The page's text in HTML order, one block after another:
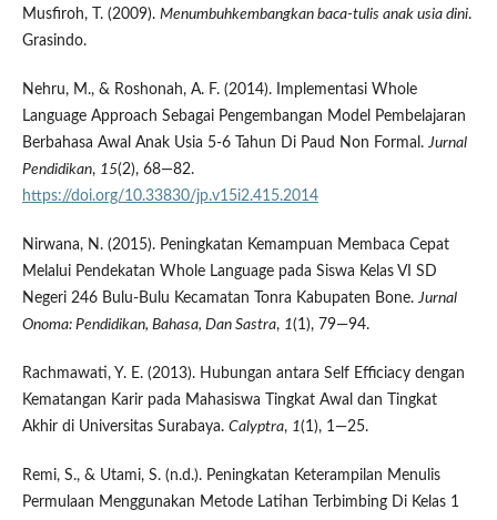
Musfiroh, T. (2009). Menumbuhkembangkan baca-tulis anak usia dini.
Grasindo.
Nehru, M., & Roshonah, A. F. (2014). Implementasi Whole
Language Approach Sebagai Pengembangan Model Pembelajaran
Berbahasa Awal Anak Usia 5-6 Tahun Di Paud Non Formal.Jurnal
Pendidikan, 15(2), 68—82.
https://doi.org/10.33830/jp.v15i2.415.2014
Nirwana, N. (2015). Peningkatan Kemampuan Membaca Cepat
Melalui Pendekatan Whole Language pada Siswa Kelas VI SD
Negeri 246 Bulu-Bulu Kecamatan Tonra Kabupaten Bone.Jurnal
Onoma: Pendidikan, Bahasa, Dan Sastra, 1(1), 79—94.
Rachmawati, Y. E. (2013). Hubungan antara Self Efficiacy dengan
Kematangan Karir pada Mahasiswa Tingkat Awal dan Tingkat
Akhir di Universitas Surabaya. Calyptra, 1(1), 1—25.
Remi, S., & Utami, S. (n.d.). Peningkatan Keterampilan Menulis
Permulaan Menggunakan Metode Latihan Terbimbing Di Kelas 1